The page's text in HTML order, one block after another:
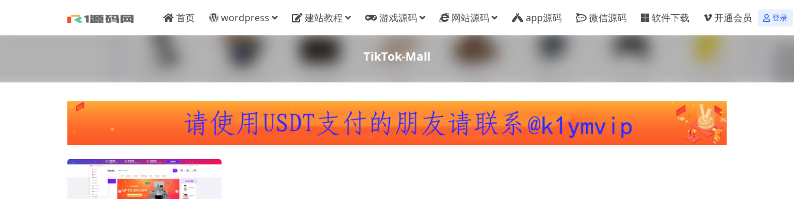
首页 wordpress 建站教程 游戏源码 网站源码 app源码 微信源码 软件下载 开通会员 登录
TikTok-Mall